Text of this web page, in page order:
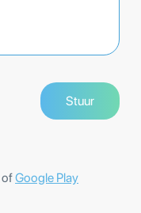
ofGoogle Play